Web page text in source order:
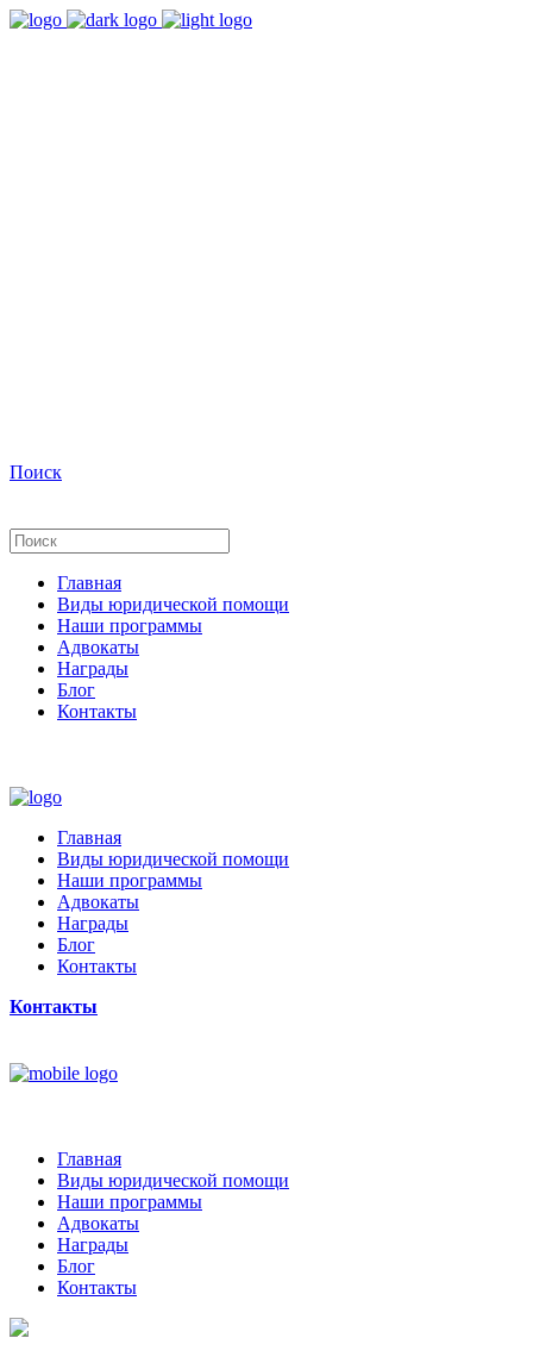
Поиск
Главная
Виды юридической помощи
Наши программы
Адвокаты
Награды
Блог
Контакты
Главная
Виды юридической помощи
Наши программы
Адвокаты
Награды
Блог
Контакты
Контакты
Главная
Виды юридической помощи
Наши программы
Адвокаты
Награды
Блог
Контакты